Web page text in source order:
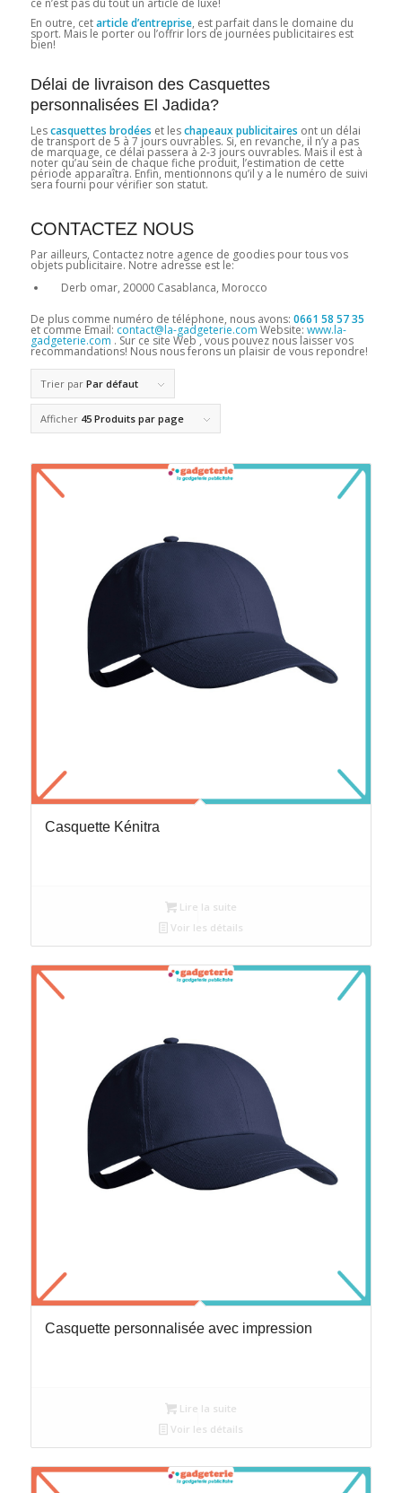
ce n’est pas du tout un article de luxe!
En outre, cetarticle d’entreprise, est parfait dans le domaine du
sport. Mais le porter ou l’offrir lors de journées publicitaires est
bien!
Délai de livraison des Casquettes
personnalisées El Jadida?
Lescasquettes brodées et leschapeaux publicitaires ont un délai
de transport de 5 à 7 jours ouvrables. Si, en revanche, il n’y a pas
de marquage, ce délai passera à 2-3 jours ouvrables. Mais il est à
noter qu’au sein de chaque fiche produit, l’estimation de cette
période apparaîtra. Enfin, mentionnons qu’il y a le numéro de suivi
sera fourni pour vérifier son statut.
CONTACTEZ NOUS
Par ailleurs, Contactez notre agence de goodies pour tous vos
objets publicitaire. Notre adresse est le:
Derb omar, 20000 Casablanca, Morocco
De plus comme numéro de téléphone, nous avons: 0661 58 57 35
et comme Email: contact@la-gadgeterie.com Website: www.la-
gadgeterie.com . Sur ce site Web , vous pouvez nous laisser vos
recommandations! Nous nous ferons un plaisir de vous repondre!
Trier par Par défaut
Afficher 45 Produits par page
Casquette Kénitra
Lire la suite
Voir les détails
Casquette personnalisée avec impression
Lire la suite
Voir les détails